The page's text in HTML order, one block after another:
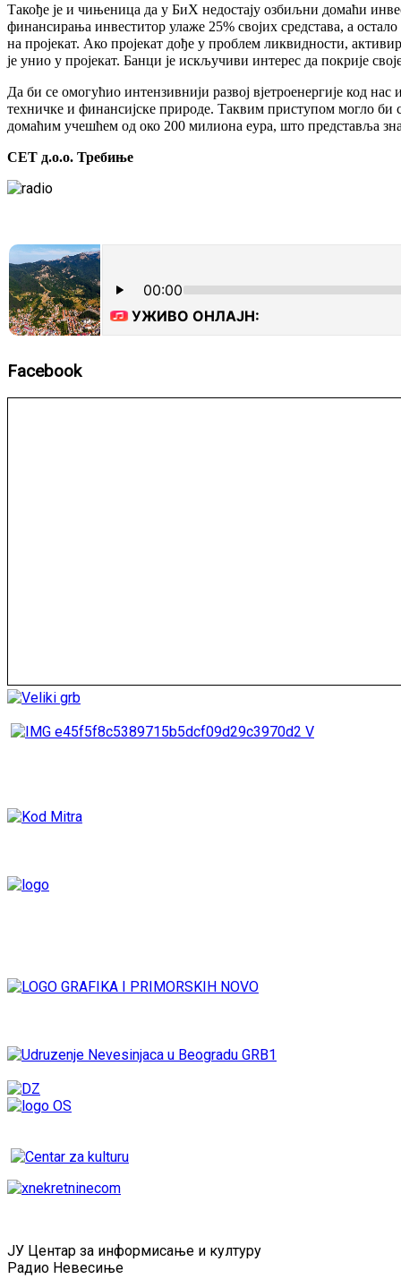
Такође је и чињеница да у БиХ недостају озбиљни домаћи
финансирања инвеститор улаже 25% својих средстава, а
на пројекат. Ако пројекат дође у проблем ликвидности,
је унио у пројекат. Банци је искључиви интерес да покрије
Да би се омогућио интензивнији развој вјетроенергије код
техничке и финансијске природе. Таквим приступом могло би
домаћим учешћем од око 200 милиона еура, што представља
СЕТ д.о.о. Требиње
Facebook
ЈУ Центар за информисање и културу
Радио Невесиње